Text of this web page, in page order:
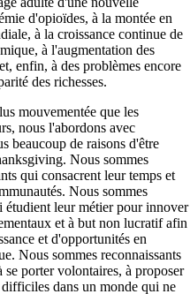
d'opioïdes, à la montée en
à la croissance continue de
à l'augmentation des
enfin, à des problèmes encore
des richesses.
mouvementée que les
nous l'abordons avec
beaucoup de raisons d'être
Nous sommes
qui consacrent leur temps et
Nous sommes
étudient leur métier pour innover
et à but non lucratif afin
et d'opportunités en
Nous sommes reconnaissants
porter volontaires, à proposer
dans un monde qui ne